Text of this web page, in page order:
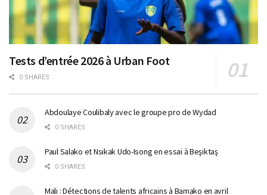
Tests d’entrée 2026 à Urban Foot
0 SHARES
Abdoulaye Coulibaly avec le groupe pro de Wydad
0 SHARES
Paul Salako et Nsikak Udo-Isong en essai à Beşiktaş
0 SHARES
Mali : Détections de talents africains à Bamako en avril